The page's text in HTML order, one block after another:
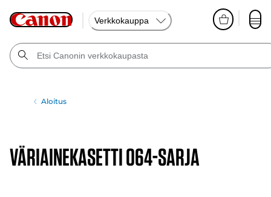
Verkkokauppa
Aloitus
VÄRIAINEKASETTI 064-SARJA